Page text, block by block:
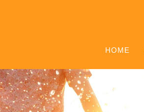
HOME